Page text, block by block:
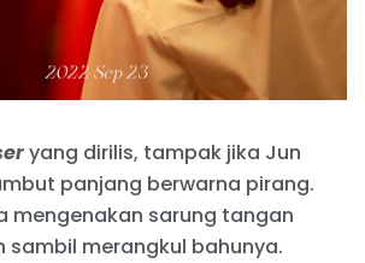
yang dirilis, tampak jika Jun
panjang berwarna pirang.
mengenakan sarung tangan
sambil merangkul bahunya.